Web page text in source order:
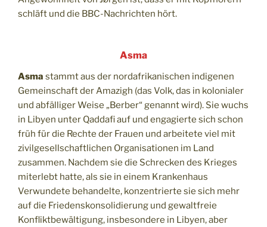
schläft und die BBC-Nachrichten hört.
Asma
Asma stammt aus der nordafrikanischen indigenen
Gemeinschaft der Amazigh (das Volk, das in kolonialer
und abfälliger Weise „Berber“ genannt wird). Sie wuchs
in Libyen unter Qaddafi auf und engagierte sich schon
früh für die Rechte der Frauen und arbeitete viel mit
zivilgesellschaftlichen Organisationen im Land
zusammen. Nachdem sie die Schrecken des Krieges
miterlebt hatte, als sie in einem Krankenhaus
Verwundete behandelte, konzentrierte sie sich mehr
auf die Friedenskonsolidierung und gewaltfreie
Konfliktbewältigung, insbesondere in Libyen, aber